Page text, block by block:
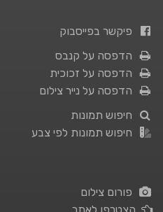
פיקשר בפייסבוק
הדפסה על קנבס
הדפסה על זכוכית
הדפסה על נייר צילום
חיפוש תמונות
חיפוש תמונות לפי צבע
פורום צילום